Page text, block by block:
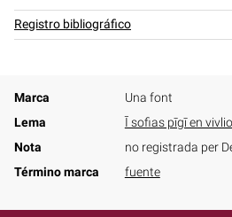
Registro bibliográfico
Marca
Una font
Lema
Ī sofias pīgī en
Nota
no registrada per
Término marca
fuente